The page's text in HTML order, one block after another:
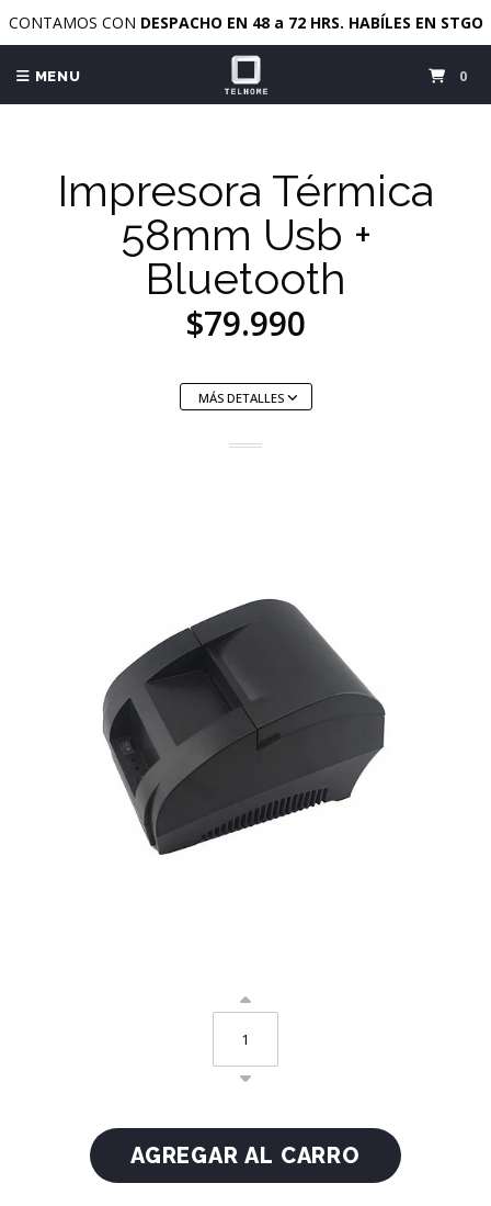
CONTAMOS CON DESPACHO EN 48 a 72 HRS. HABÍLES EN STGO
MENU 0
Impresora Térmica
58mm Usb +
Bluetooth
$79.990
MÁS DETALLES